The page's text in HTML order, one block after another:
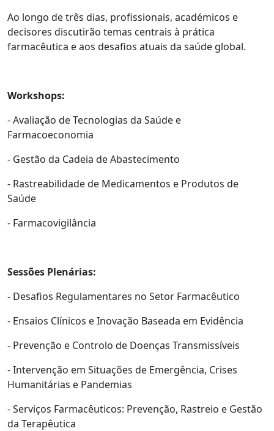
Ao longo de três dias, profissionais, académicos e
decisores discutirão temas centrais à prática
farmacêutica e aos desafios atuais da saúde global.
Workshops:
- Avaliação de Tecnologias da Saúde e
Farmacoeconomia
- Gestão da Cadeia de Abastecimento
- Rastreabilidade de Medicamentos e Produtos de
Saúde
- Farmacovigilância
Sessões Plenárias:
- Desafios Regulamentares no Setor Farmacêutico
- Ensaios Clínicos e Inovação Baseada em Evidência
- Prevenção e Controlo de Doenças Transmissíveis
- Intervenção em Situações de Emergência, Crises
Humanitárias e Pandemias
- Serviços Farmacêuticos: Prevenção, Rastreio e Gestão
da Terapêutica